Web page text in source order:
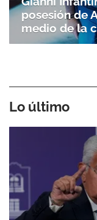
Gracias
posesión de
medio de la
Lo último